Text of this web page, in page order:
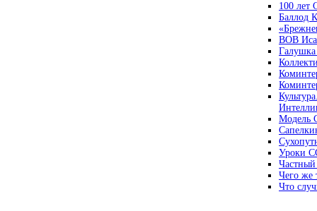
100 лет
Баллод
ВОВ
Модель
Уроки
Чего же
Что